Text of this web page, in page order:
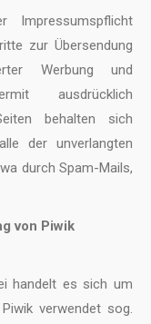
zur Übersendung
Werbung und
ausdrücklich
behalten sich
der unverlangten
durch Spam-Mails,
von Piwik
handelt es sich um
verwendet sog.